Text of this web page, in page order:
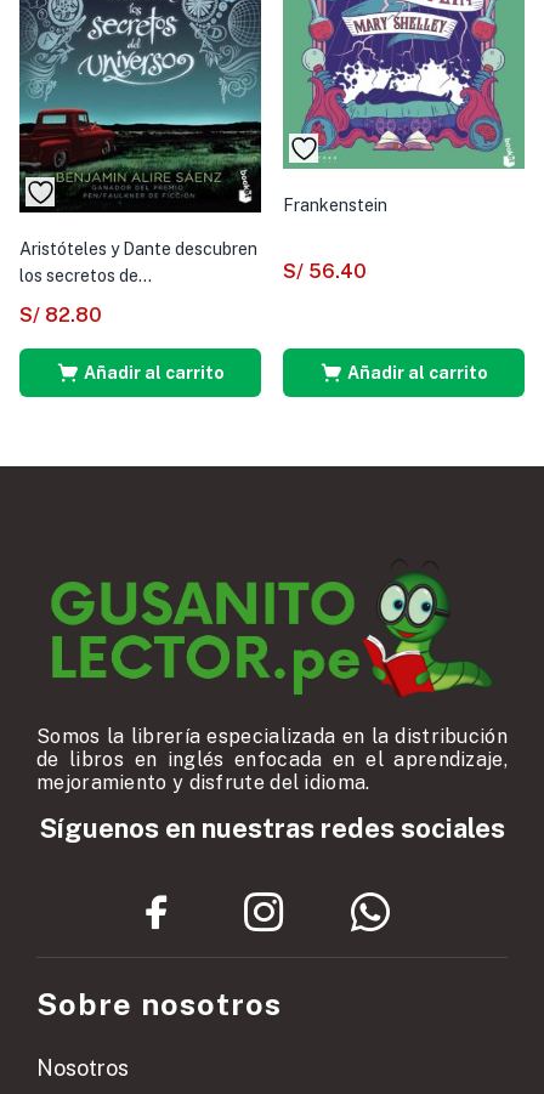
Aristóteles y Dante descubren
los secretos de...
S/ 82.80
Añadir al carrito
Frankenstein
S/ 56.40
Añadir al carrito
Somos la librería especializada en la distribución
de libros en inglés enfocada en el aprendizaje,
mejoramiento y disfrute del idioma.
Síguenos en nuestras redes sociales
Sobre nosotros
Nosotros